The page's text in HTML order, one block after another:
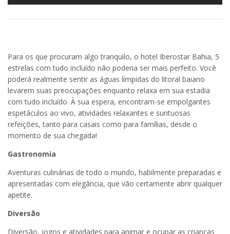
Para os que procuram algo tranquilo, o hotel Iberostar Bahia, 5
estrelas com tudo incluído não poderia ser mais perfeito. Você
poderá realmente sentir as águas límpidas do litoral baiano
levarem suas preocupações enquanto relaxa em sua estadia
com tudo incluído. À sua espera, encontram-se empolgantes
espetáculos ao vivo, atividades relaxantes e suntuosas
refeições, tanto para casais como para famílias, desde o
momento de sua chegada!
Gastronomia
Aventuras culinárias de todo o mundo, habilmente preparadas e
apresentadas com elegância, que vão certamente abrir qualquer
apetite.
Diversão
Diversão, jogos e atividades para animar e ocupar as crianças